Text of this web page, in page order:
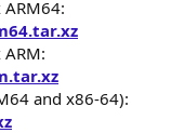
and x86-64):